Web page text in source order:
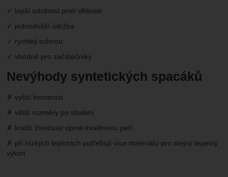
✓ lepší odolnost proti vlhkosti
✓ jednodušší údržba
✓ rychleji schnou
✓ vhodné pro začátečníky
Nevýhody syntetických spacáků
✗ vyšší hmotnost
✗ větší rozměry po sbalení
✗ kratší životnost oproti kvalitnímu peří
✗ při nízkých teplotách potřebují více materiálu pro stejný tepelný
výkon